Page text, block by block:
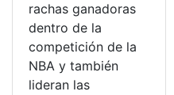
rachas ganadoras
dentro de la
competición de la
NBA y también
lideran las